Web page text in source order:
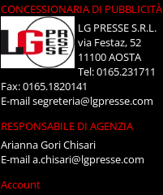
CONCESSIONARIA DI PUBBLICITÀ
LG PRESSE S.R.L.
via Festaz, 52
11100 AOSTA
Tel: 0165.231711
Fax: 0165.1820141
E-mailsegreteria@lgpresse.com
RESPONSABILE DI AGENZIA
Arianna Gori Chisari
E-maila.chisari@lgpresse.com
Account